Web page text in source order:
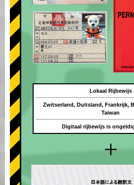
+
Lokaal Rijbewijs
Zwitserland, Duitsland, Frankrijk,
Taiwan
Digitaal rijbewijs is